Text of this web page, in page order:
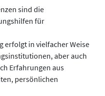
sind die
für
erfolgt in vielfacher Weise
aber auch
Erfahrungen aus
persönlichen